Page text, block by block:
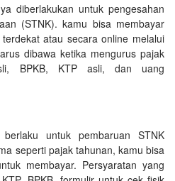
diberlakukan untuk pengesahan
(STNK). kamu bisa membayar
atau secara online melalui
dibawa ketika mengurus pajak
BPKB, KTP asli, dan uang
untuk pembaruan STNK
seperti pajak tahunan, kamu bisa
membayar. Persyaratan yang